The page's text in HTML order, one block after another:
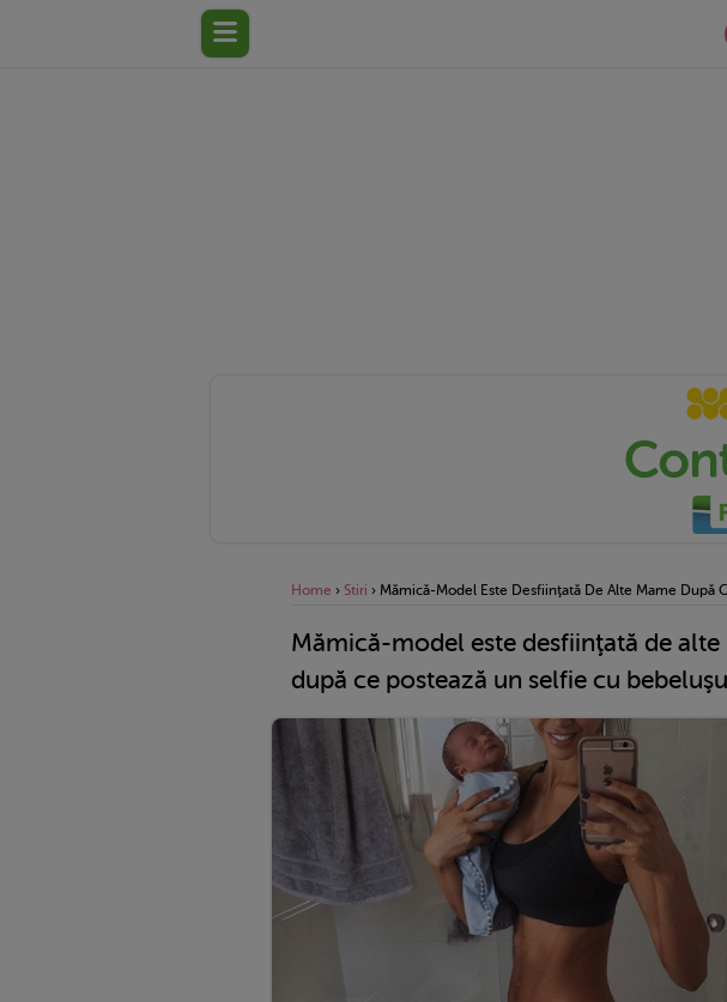
Home › Stiri › Mămică-Model Este Desfiinţată De Alte Mame După
Mămică-model este desfiinţată de alte
după ce postează un selfie cu